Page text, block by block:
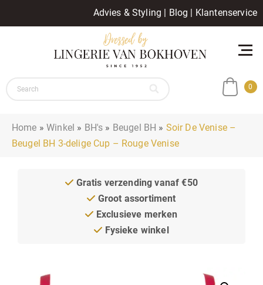
Advies & Styling | Blog | Klantenservice
0
Home »Winkel » BH's » Beugel BH » Soir De Venise –
Beugel BH 3-delige Cup – Rouge Venise
Gratis verzending vanaf €50
Groot assortiment
Exclusieve merken
Fysieke winkel